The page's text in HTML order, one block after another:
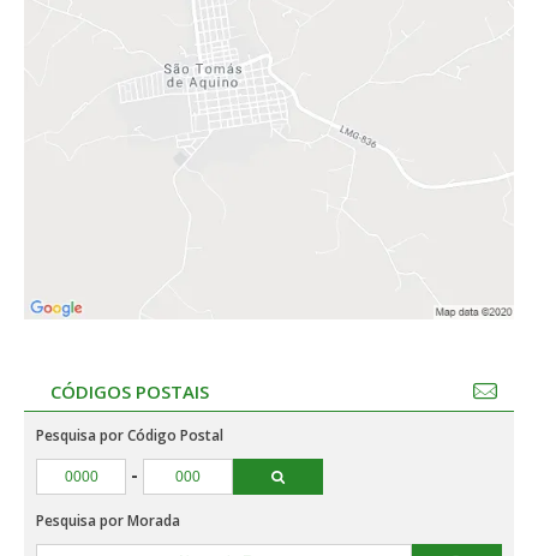
CÓDIGOS POSTAIS
Pesquisa por Código Postal
-
Pesquisa por Morada